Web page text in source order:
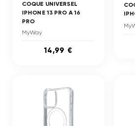
COQUE UNIVERSEL
IPHONE 13 PRO A 16
PRO
MyWay
14,99 €